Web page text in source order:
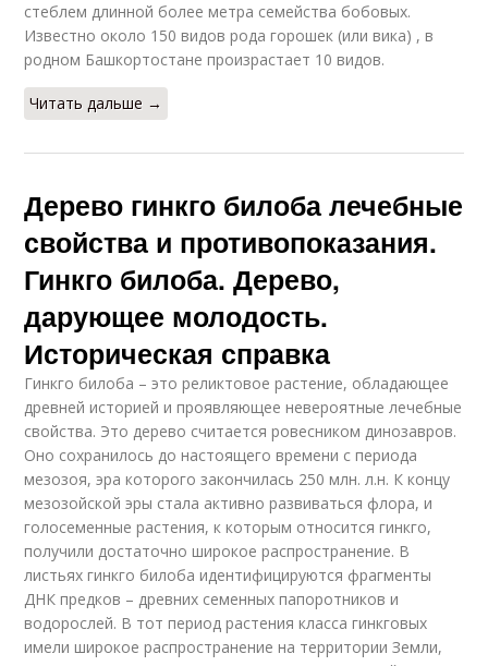
стеблем длинной более метра семейства бобовых.
Известно около 150 видов рода горошек (или вика) , в
родном Башкортостане произрастает 10 видов.
Читать дальше →
Дерево гинкго билоба лечебные
свойства и противопоказания.
Гинкго билоба. Дерево,
дарующее молодость.
Историческая справка
Гинкго билоба – это реликтовое растение, обладающее
древней историей и проявляющее невероятные лечебные
свойства. Это дерево считается ровесником динозавров.
Оно сохранилось до настоящего времени с периода
мезозоя, эра которого закончилась 250 млн. л.н. К концу
мезозойской эры стала активно развиваться флора, и
голосеменные растения, к которым относится гинкго,
получили достаточно широкое распространение. В
листьях гинкго билоба идентифицируются фрагменты
ДНК предков – древних семенных папоротников и
водорослей. В тот период растения класса гинкговых
имели широкое распространение на территории Земли,